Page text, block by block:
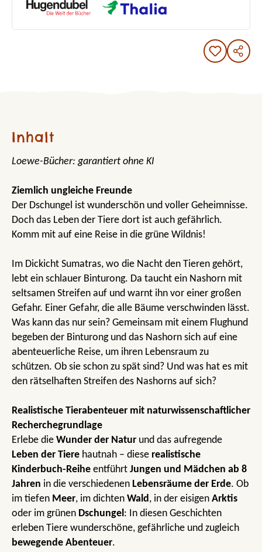
Inhalt
Loewe-Bücher: garantiert ohne KI
Ziemlich ungleiche Freunde
Der Dschungel ist wunderschön und voller Geheimnisse.
Doch das Leben der Tiere dort ist auch gefährlich.
Komm mit auf eine Reise in die grüne Wildnis!
Im Dickicht Sumatras, wo die Nacht den Tieren gehört,
lebt ein schlauer Binturong. Da taucht ein Nashorn mit
seltsamen Streifen auf und warnt ihn vor einer großen
Gefahr. Einer Gefahr, die alle Bäume verschwinden lässt.
Was kann das nur sein? Gemeinsam mit einem Flughund
begeben der Binturong und das Nashorn sich auf eine
abenteuerliche Reise, um ihren Lebensraum zu
schützen. Ob sie schon zu spät sind? Und was hat es mit
den rätselhaften Streifen des Nashorns auf sich?
Realistische Tierabenteuer mit naturwissenschaftlicher
Recherchegrundlage
Erlebe die Wunder der Natur und das aufregende
Leben der Tiere hautnah – diese realistische
Kinderbuch-Reihe entführt Jungen und Mädchen ab 8
Jahren in die verschiedenen Lebensräume der Erde. Ob
im tiefen Meer, im dichten Wald, in der eisigen Arktis
oder im grünen Dschungel: In diesen Geschichten
erleben Tiere wunderschöne, gefährliche und zugleich
bewegende Abenteuer.